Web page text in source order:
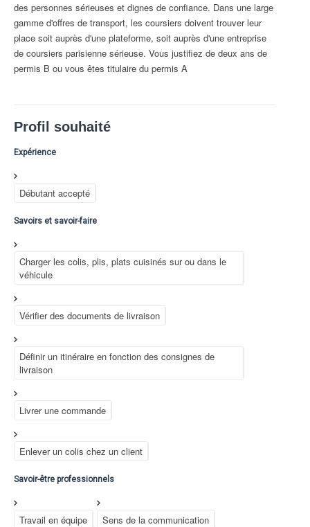
des personnes sérieuses et dignes de confiance. Dans une large
gamme d'offres de transport, les coursiers doivent trouver leur
place soit auprès d'une plateforme, soit auprès d'une entreprise
de coursiers parisienne sérieuse. Vous justifiez de deux ans de
permis B ou vous êtes titulaire du permis A
Profil souhaité
Expérience
Débutant accepté
Savoirs et savoir-faire
Charger les colis, plis, plats cuisinés sur ou dans le
véhicule
Vérifier des documents de livraison
Définir un itinéraire en fonction des consignes de
livraison
Livrer une commande
Enlever un colis chez un client
Savoir-être professionnels
Travail en équipe Sens de la communication